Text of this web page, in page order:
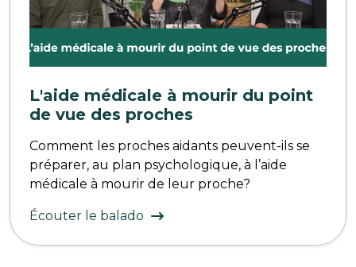
L'aide médicale à mourir du point
de vue des proches
Comment les proches aidants peuvent-ils se
préparer, au plan psychologique, à l’aide
médicale à mourir de leur proche?
Écouter le balado